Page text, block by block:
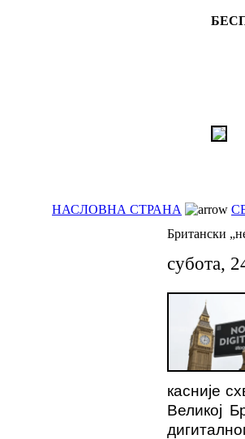
НАСЛОВНА СТРАНА
Британски
субота,
касније
Великој